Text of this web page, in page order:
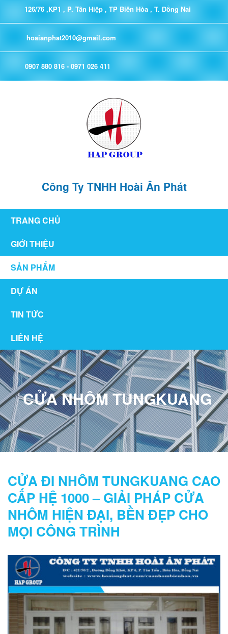
126/76 ,KP1 , P. Tân Hiệp , TP Biên Hòa , T. Đồng Nai
hoaianphat2010@gmail.com
0907 880 816 - 0971 026 411
Công Ty TNHH Hoài Ân Phát
TRANG CHỦ
GIỚI THIỆU
SẢN PHẨM
DỰ ÁN
TIN TỨC
LIÊN HỆ
CỬA NHÔM TUNGKUANG
CỬA ĐI NHÔM TUNGKUANG CAO
CẤP HỆ 1000 – GIẢI PHÁP CỬA
NHÔM HIỆN ĐẠI, BỀN ĐẸP CHO
MỌI CÔNG TRÌNH